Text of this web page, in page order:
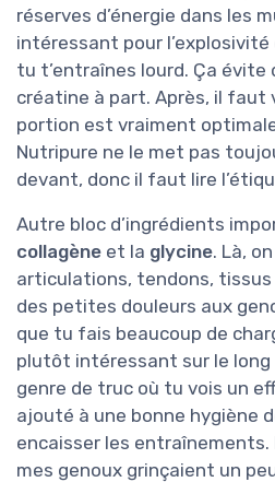
réserves d’énergie dans les
intéressant pour
tu t’entraînes lourd. Ça évite
créatine à part. Après, il faut
portion est vraiment
Nutripure ne le met pas
devant, donc il faut lire
Autre bloc d’ingrédients
collagène et la glycine. Là,
articulations, tendons,
des petites douleurs aux
que tu fais beaucoup de
plutôt intéressant sur le long
genre de truc où tu vois un
ajouté à une bonne hygiène
encaisser les entraînements.
mes genoux grinçaient un